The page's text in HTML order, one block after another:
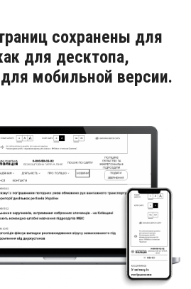
сохранены для
для десктопа,
мобильной версии.